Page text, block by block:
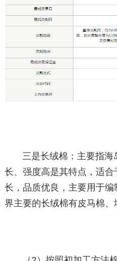
三是长绒棉：主要指
长、强度高是其特点，适
长，品质优良，主要用于
界主要的长绒棉有皮马棉、